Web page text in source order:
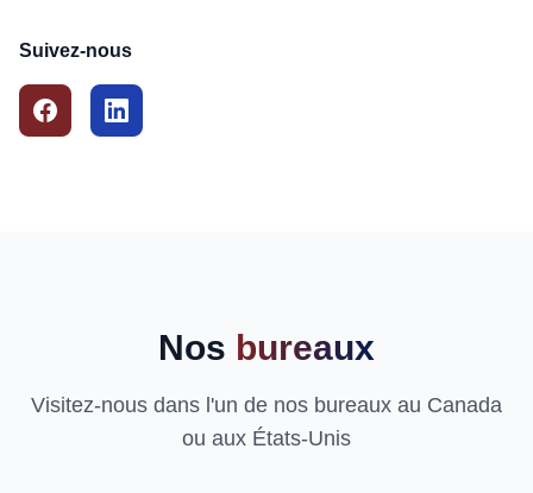
Suivez-nous
Nos bureaux
Visitez-nous dans l'un de nos bureaux au Canada
ou aux États-Unis